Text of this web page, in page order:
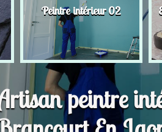
Peintre intérieur 02
peintre